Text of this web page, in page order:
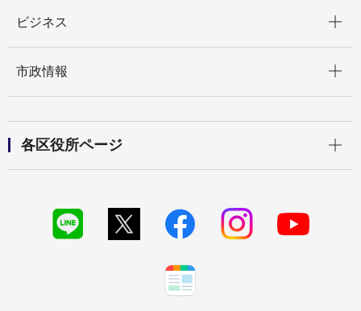
ビジネス
市政情報
各区役所ページ